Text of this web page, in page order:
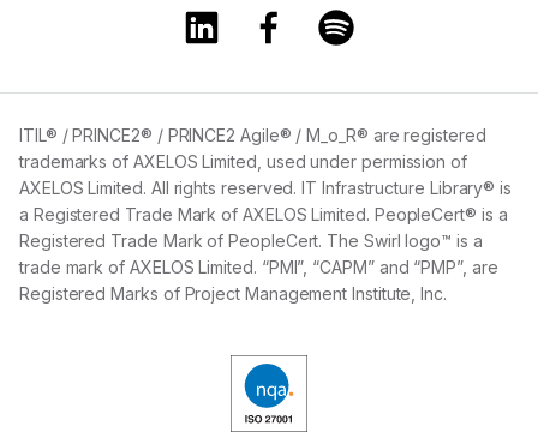
A Training360 Linkedin oldala
A Training360 Facebook
ITIL® / PRINCE2® / PRINCE2 Agile® / M_o_R® are registered
trademarks of AXELOS Limited, used under permission of
AXELOS Limited. All rights reserved. IT Infrastructure Library® is
a Registered Trade Mark of AXELOS Limited. PeopleCert® is a
Registered Trade Mark of PeopleCert. The Swirl logo™ is a
trade mark of AXELOS Limited. “PMI”, “CAPM” and “PMP”, are
Registered Marks of Project Management Institute, Inc.